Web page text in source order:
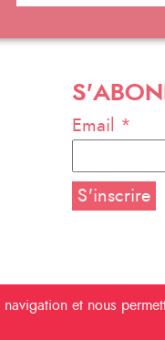
Email *
et nous